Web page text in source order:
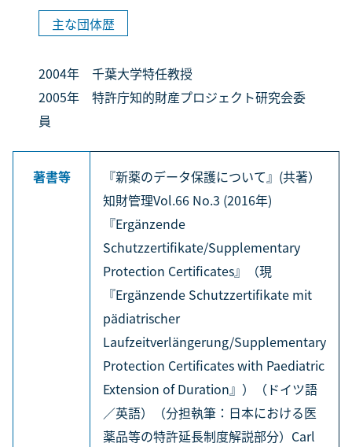
主な団体歴
2004年 千葉大学特任教授
2005年 特許庁知的財産プロジェクト研究会委
員
著書等
『新薬のデータ保護について』(共著）
知財管理Vol.66 No.3 (2016年)
『Ergänzende
Schutzzertifikate/Supplementary
Protection Certificates』（現
『Ergänzende Schutzzertifikate mit
pädiatrischer
Laufzeitverlängerung/Supplementary
Protection Certificates with Paediatric
Extension of Duration』）（ドイツ語
／英語）（分担執筆：日本における医
薬品等の特許延長制度解説部分）Carl